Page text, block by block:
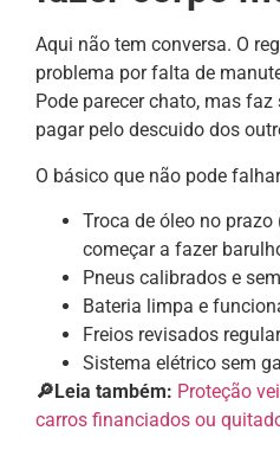
Aqui não tem conversa. O
problema por falta de
Pode parecer chato, mas
pagar pelo descuido dos
O básico que não pode
Troca de óleo no
começar a fazer
Pneus calibrados e
Bateria limpa e
Freios revisados
Sistema elétrico sem
🔎Leia também: Proteção
carros financiados ou